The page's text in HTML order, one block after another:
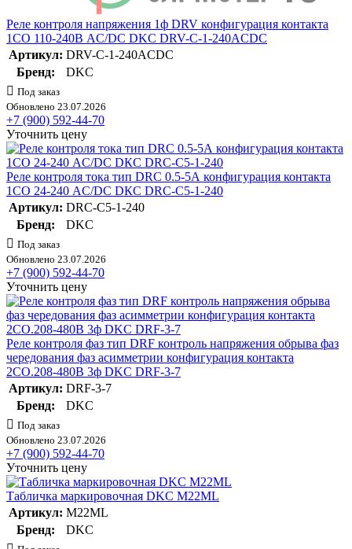
Реле контроля напряжения 1ф DRV конфигурация контакта
1CO 110-240В AC/DC DKC DRV-C-1-240ACDC
Артикул: DRV-C-1-240ACDC
Бренд:
DKC
Под заказ
Обновлено 23.07.2026
+7 (900) 592-44-70
Уточнить цену
Реле контроля тока тип DRC 0.5-5А конфигурация контакта
1CO 24-240 АC/DC DКC DRC-C5-1-240
Артикул: DRC-C5-1-240
Бренд:
DKC
Под заказ
Обновлено 23.07.2026
+7 (900) 592-44-70
Уточнить цену
Реле контроля фаз тип DRF контроль напряжения обрыва фаз
чередования фаз асимметрии конфигурация контакта
2CO.208-480В 3ф DKC DRF-3-7
Артикул: DRF-3-7
Бренд:
DKC
Под заказ
Обновлено 23.07.2026
+7 (900) 592-44-70
Уточнить цену
Табличка маркировочная DKC M22ML
Артикул: M22ML
Бренд:
DKC